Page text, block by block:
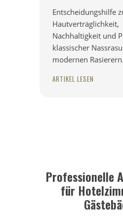
Entscheidungshilfe
Hautverträglichkeit,
Nachhaltigkeit und
klassischer
modernen Rasierern.
ARTIKEL LESEN
Professionelle
für